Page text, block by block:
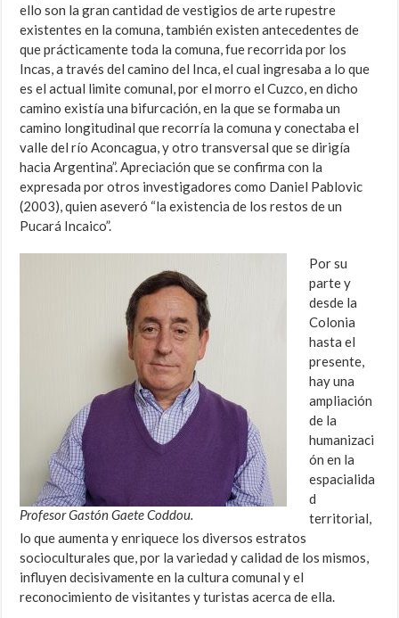
ello son la gran cantidad de vestigios de arte rupestre
existentes en la comuna, también existen antecedentes de
que prácticamente toda la comuna, fue recorrida por los
Incas, a través del camino del Inca, el cual ingresaba a lo que
es el actual limite comunal, por el morro el Cuzco, en dicho
camino existía una bifurcación, en la que se formaba un
camino longitudinal que recorría la comuna y conectaba el
valle del río Aconcagua, y otro transversal que se dirigía
hacia Argentina”. Apreciación que se confirma con la
expresada por otros investigadores como Daniel Pablovic
(2003), quien aseveró “la existencia de los restos de un
Pucará Incaico”.
Profesor Gastón Gaete Coddou.
Por su
parte y
desde la
Colonia
hasta el
presente,
hay una
ampliación
de la
humanizaci
ón en la
espacialida
d
territorial,
lo que aumenta y enriquece los diversos estratos
socioculturales que, por la variedad y calidad de los mismos,
influyen decisivamente en la cultura comunal y el
reconocimiento de visitantes y turistas acerca de ella.